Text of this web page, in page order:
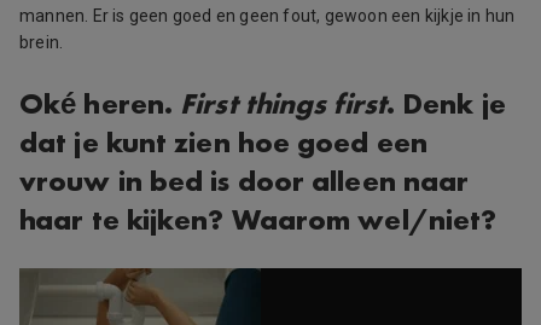
mannen. Er is geen goed en geen fout, gewoon een kijkje in hun
brein.
Oké heren. First things first. Denk je
dat je kunt zien hoe goed een
vrouw in bed is door alleen naar
haar te kijken? Waarom wel/niet?